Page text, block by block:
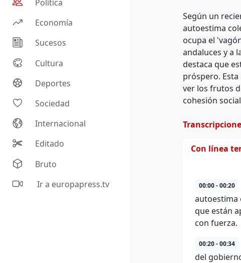
Política
Economía
Sucesos
Cultura
Deportes
Sociedad
Internacional
Editado
Bruto
Ir a europapress.tv
Según un
autoestima
ocupa el
andaluces y a
destaca que
próspero.
ver los frutos
cohesión
Con línea
00:00 - 00:20
autoestima
que están
con fuerza.
00:20 - 00:34
del